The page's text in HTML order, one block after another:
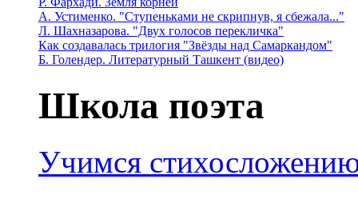
А. Устименко. "Ступеньками не скрипнув, я сбежала..."
Л. Шахназарова. "Двух голосов перекличка"
Как создавалась трилогия "Звёзды над Самаркандом"
Б. Голендер. Литературный Ташкент (видео)
Школа поэта
Учимся